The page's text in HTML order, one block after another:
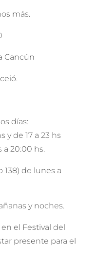
más.
Cancún
días:
y de 17 a 23 hs
a 20:00 hs.
138) de lunes a
y noches.
el Festival del
presente para el